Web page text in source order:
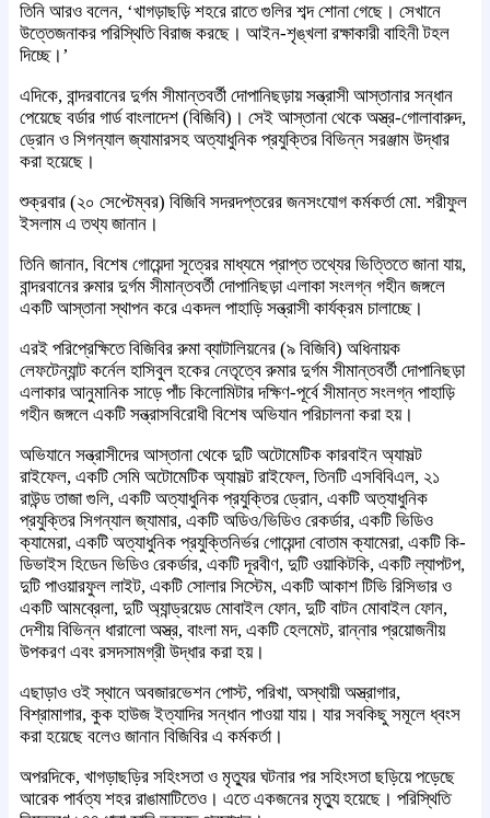
তিনি আরও বলেন, ‘খাগড়াছড়ি শহরে রাতে গুলির শব্দ শোনা গেছে। সেখানে
উত্তেজনাকর পরিস্থিতি বিরাজ করছে। আইন-শৃঙ্খলা রক্ষাকারী বাহিনী টহল
দিচ্ছে।’
এদিকে, বান্দরবানের দুর্গম সীমান্তবর্তী দোপানিছড়ায় সন্ত্রাসী আস্তানার সন্ধান
পেয়েছে বর্ডার গার্ড বাংলাদেশ (বিজিবি)। সেই আস্তানা থেকে অস্ত্র-গোলাবারুদ,
ড্রোন ও সিগন্যাল জ্যামারসহ অত্যাধুনিক প্রযুক্তির বিভিন্ন সরঞ্জাম উদ্ধার
করা হয়েছে।
শুক্রবার (২০ সেপ্টেম্বর) বিজিবি সদরদপ্তরের জনসংযোগ কর্মকর্তা মো. শরীফুল
ইসলাম এ তথ্য জানান।
তিনি জানান, বিশেষ গোয়েন্দা সূত্রের মাধ্যমে প্রাপ্ত তথ্যের ভিত্তিতে জানা যায়,
বান্দরবানের রুমার দুর্গম সীমান্তবর্তী দোপানিছড়া এলাকা সংলগ্ন গহীন জঙ্গলে
একটি আস্তানা স্থাপন করে একদল পাহাড়ি সন্ত্রাসী কার্যক্রম চালাচ্ছে।
এরই পরিপ্রেক্ষিতে বিজিবির রুমা ব্যাটালিয়নের (৯ বিজিবি) অধিনায়ক
লেফটেন্যান্ট কর্নেল হাসিবুল হকের নেতৃত্বে রুমার দুর্গম সীমান্তবর্তী দোপানিছড়া
এলাকার আনুমানিক সাড়ে পাঁচ কিলোমিটার দক্ষিণ-পূর্বে সীমান্ত সংলগ্ন পাহাড়ি
গহীন জঙ্গলে একটি সন্ত্রাসবিরোধী বিশেষ অভিযান পরিচালনা করা হয়।
অভিযানে সন্ত্রাসীদের আস্তানা থেকে দুটি অটোমেটিক কারবাইন অ্যাসল্ট
রাইফেল, একটি সেমি অটোমেটিক অ্যাসল্ট রাইফেল, তিনটি এসবিবিএল, ২১
রাউন্ড তাজা গুলি, একটি অত্যাধুনিক প্রযুক্তির ড্রোন, একটি অত্যাধুনিক
প্রযুক্তির সিগন্যাল জ্যামার, একটি অডিও/ভিডিও রেকর্ডার, একটি ভিডিও
ক্যামেরা, একটি অত্যাধুনিক প্রযুক্তিনির্ভর গোয়েন্দা বোতাম ক্যামেরা, একটি কি-
ডিভাইস হিডেন ভিডিও রেকর্ডার, একটি দূরবীণ, দুটি ওয়াকিটকি, একটি ল্যাপটপ,
দুটি পাওয়ারফুল লাইট, একটি সোলার সিস্টেম, একটি আকাশ টিভি রিসিভার ও
একটি আমব্রেলা, দুটি অ্যান্ড্রয়েড মোবাইল ফোন, দুটি বাটন মোবাইল ফোন,
দেশীয় বিভিন্ন ধারালো অস্ত্র, বাংলা মদ, একটি হেলমেট, রান্নার প্রয়োজনীয়
উপকরণ এবং রসদসামগ্রী উদ্ধার করা হয়।
এছাড়াও ওই স্থানে অবজারভেশন পোস্ট, পরিখা, অস্থায়ী অস্ত্রাগার,
বিশ্রামাগার, কুক হাউজ ইত্যাদির সন্ধান পাওয়া যায়। যার সবকিছু সমূলে ধ্বংস
করা হয়েছে বলেও জানান বিজিবির এ কর্মকর্তা।
অপরদিকে, খাগড়াছড়ির সহিংসতা ও মৃত্যুর ঘটনার পর সহিংসতা ছড়িয়ে পড়েছে
আরেক পার্বত্য শহর রাঙামাটিতেও। এতে একজনের মৃত্যু হয়েছে। পরিস্থিতি